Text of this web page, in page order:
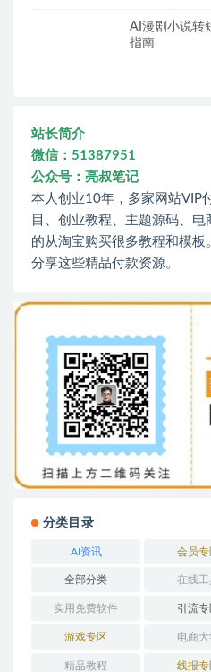
AI漫剧小说转
指南
站长简介
微信：51387951
公众号：亮叔笔记
本人创业10年，多家网站VIP
目、创业教程、主题源码、
的从淘宝购买很多教程和模
分享这些精品付款资源。
分类目录
AI资讯 会员专
全部分类 在线工
实用免费软件 引流专
游戏专区 电商大
精品教程 线报专